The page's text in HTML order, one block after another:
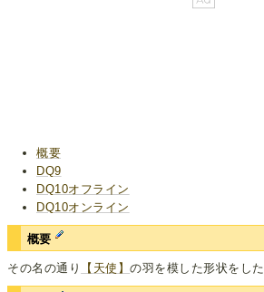
概要
DQ9
DQ10オフライン
DQ10オンライン
概要
その名の通り 【天使】の羽を模した形状をした